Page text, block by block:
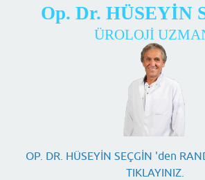
Op. Dr. HÜSEYİN
ÜROLOJİ
OP. DR. HÜSEYİN SEÇGİN 'den
TIKLAYINIZ.